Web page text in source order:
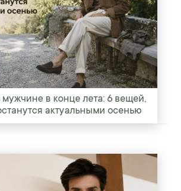
мужчине в конце лета: 6 вещей,
актуальными осенью